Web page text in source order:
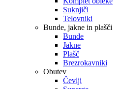
Suknjiči
Telovniki
Bunde, jakne in plašči
Bunde
Jakne
Plašč
Brezrokavniki
Obutev
Čevlji